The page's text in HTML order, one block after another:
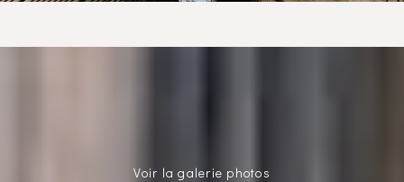
Voir la galerie photos